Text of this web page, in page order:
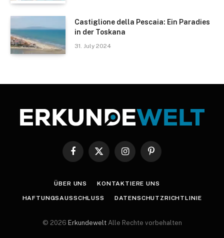
Castiglione della Pescaia: Ein Paradies
in der Toskana
31. July 2024
Facebook
X
InstagramPinterest
ÜBER UNS KONTAKTIERE UNS
HAFTUNGSAUSSCHLUSS DATENSCHUTZRICHTLINIE
© 2026 Erkundewelt Alle Rechte vorbehalten